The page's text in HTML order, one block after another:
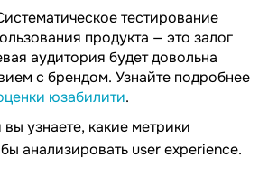
тестирование
продукта — это залог
аудитория будет довольна
с брендом. Узнайте подробнее
юзабилити.
узнаете, какие метрики
анализировать user experience.